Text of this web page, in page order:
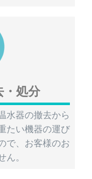
・処分
水器の撤去から
たい機器の運び
で、お客様のお
。